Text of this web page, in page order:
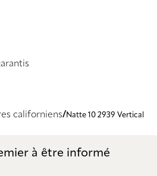
californiens
Natte 10 2939 Vertical
à être informé